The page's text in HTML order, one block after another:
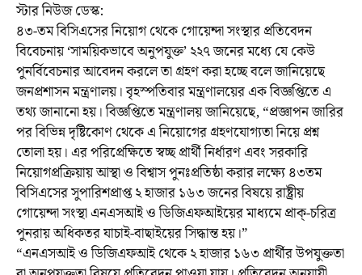
স্টার নিউজ ডেস্ক:
৪৩-তম বিসিএসের নিয়োগ থেকে গোয়েন্দা সংস্থার প্রতিবেদন
বিবেচনায় ‘সাময়িকভাবে অনুপযুক্ত’ ২২৭ জনের মধ্যে যে কেউ
পুনর্বিবেচনার আবেদন করলে তা গ্রহণ করা হচ্ছে বলে জানিয়েছে
জনপ্রশাসন মন্ত্রণালয়। বৃহস্পতিবার মন্ত্রণালয়ের এক বিজ্ঞপ্তিতে এ
তথ্য জানানো হয়। বিজ্ঞপ্তিতে মন্ত্রণালয় জানিয়েছে, “প্রজ্ঞাপন জারির
পর বিভিন্ন দৃষ্টিকোণ থেকে এ নিয়োগের গ্রহণযোগ্যতা নিয়ে প্রশ্ন
তোলা হয়। এর পরিপ্রেক্ষিতে স্বচ্ছ প্রার্থী নির্ধারণ এবং সরকারি
নিয়োগপ্রক্রিয়ায় আস্থা ও বিশ্বাস পুনঃপ্রতিষ্ঠা করার লক্ষ্যে ৪৩তম
বিসিএসের সুপারিশপ্রাপ্ত ২ হাজার ১৬৩ জনের বিষয়ে রাষ্ট্রীয়
গোয়েন্দা সংস্থা এনএসআই ও ডিজিএফআইয়ের মাধ্যমে প্রাক্-চরিত্র
পুনরায় অধিকতর যাচাই-বাছাইয়ের সিদ্ধান্ত হয়।”
“এনএসআই ও ডিজিএফআই থেকে ২ হাজার ১৬৩ প্রার্থীর উপযুক্ততা